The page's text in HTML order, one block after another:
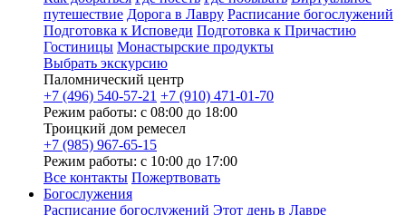
путешествие Дорога в Лавру Расписание богослужений
Подготовка к Исповеди Подготовка к Причастию
Гостиницы Монастырские продукты
Выбрать экскурсию
Паломнический центр
+7 (496) 540-57-21 +7 (910) 471-01-70
Режим работы: с 08:00 до 18:00
Троицкий дом ремесел
+7 (985) 967-65-15
Режим работы: с 10:00 до 17:00
Все контакты Пожертвовать
Богослужения
Расписание богослужений Этот день в Лавре